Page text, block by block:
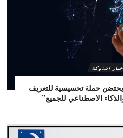
اشتوكة
يحتضن حملة تحسيسية للتعريف
الاصطناعي للجميع”